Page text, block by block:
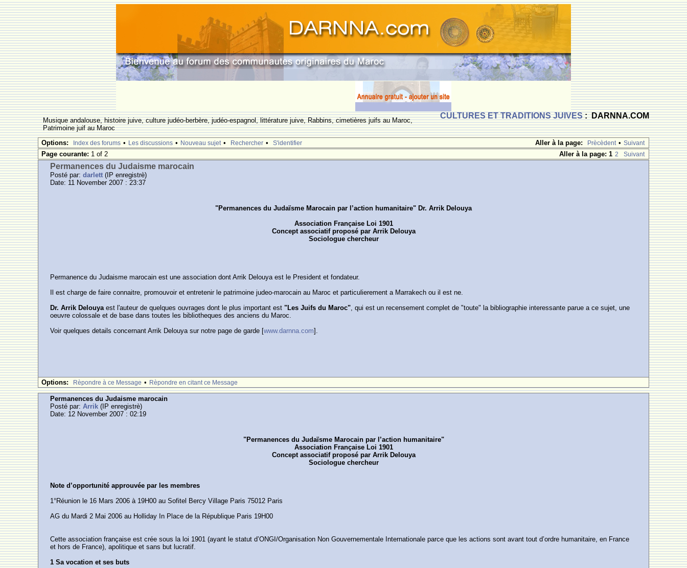
CULTURES ET TRADITIONS JUIVES: DARNNA.COM
Musique andalouse, histoire juive, culture judéo-berbère, judéo-espagnol, littérature juive, Rabbins, cimetières juifs au Maroc,
Patrimoine juif au Maroc
Aller à la page:
Prècèdent • Suivant
Options: Index des forums • Les discussions • Nouveau sujet • Rechercher • S'identifier
Aller à la page: 1 2 Suivant
Page courante: 1 of 2
Permanences du Judaisme marocain
Posté par:darlett (IP enregistrè)
Date: 11 November 2007 : 23:37
"Permanences du Judaïsme Marocain par l’action humanitaire" Dr. Arrik Delouya
Association Française Loi 1901
Concept associatif proposé par Arrik Delouya
Sociologue chercheur
Permanence du Judaisme marocain est une association dont Arrik Delouya est le President et fondateur.
Il est charge de faire connaitre, promouvoir et entretenir le patrimoine judeo-marocain au Maroc et particulierement a Marrakech ou il est ne.
Dr. Arrik Delouyaest l'auteur de quelques ouvrages dont le plus important est"Les Juifs du Maroc", qui est un recensement complet de "toute" la bibliographie interessante parue a ce sujet, une
oeuvre colossale et de base dans toutes les bibliotheques des anciens du Maroc.
Voir quelques details concernant Arrik Delouya sur notre page de garde [www.darnna.com].
Options: Rèpondre à ce Message • Rèpondre en citant ce Message
Permanences du Judaisme marocain
Posté par:Arrik (IP enregistrè)
Date: 12 November 2007 : 02:19
"Permanences du Judaïsme Marocain par l’action humanitaire"
Association Française Loi 1901
Concept associatif proposé par Arrik Delouya
Sociologue chercheur
Note d’opportunité approuvée par les membres
1°Réunion le 16 Mars 2006 à 19H00 au Sofitel Bercy Village Paris 75012 Paris
AG du Mardi 2 Mai 2006 au Holliday In Place de la République Paris 19H00
Cette association française est crée sous la loi 1901 (ayant le statut d’ONGI/Organisation Non Gouvernementale Internationale parce que les actions sont avant tout d’ordre humanitaire, en France
et hors de France), apolitique et sans but lucratif.
1 Sa vocation et ses buts